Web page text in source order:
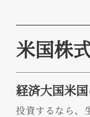
米国株
経済大国米
投資するなら、